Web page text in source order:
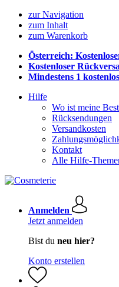
zur Navigation
zum Inhalt
zum Warenkorb
Österreich:
Kostenloser
Mindestens 1
Hilfe
Wo ist meine
Rücksendungen
Versandkosten
Kontakt
Alle Hilfe-
Anmelden
Jetzt anmelden
Bist du neu hier?
Konto erstellen